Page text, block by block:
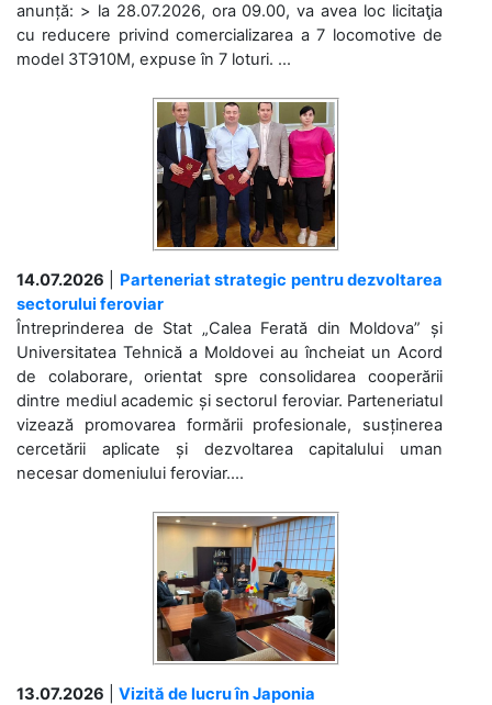
anunță: > la 28.07.2026, ora 09.00, va avea loc licitaţia
cu reducere privind comercializarea a 7 locomotive de
model 3ТЭ10М, expuse în 7 loturi. ...
14.07.2026
Parteneriat strategic pentru dezvoltarea
sectorului feroviar
Întreprinderea de Stat „Calea Ferată din Moldova” și
Universitatea Tehnică a Moldovei au încheiat un Acord
de colaborare, orientat spre consolidarea cooperării
dintre mediul academic și sectorul feroviar. Parteneriatul
vizează promovarea formării profesionale, susținerea
cercetării aplicate și dezvoltarea capitalului uman
necesar domeniului feroviar....
13.07.2026 Vizită de lucru în Japonia